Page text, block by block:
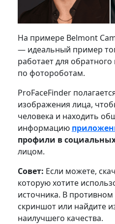
На примере Belmont
— идеальный пример
работает для
по фотороботам.
ProFaceFinder
изображения лица,
человека и находить
информацию
профили в социальных
лицом.
Совет: Если можете,
которую хотите
источника. В противном
скриншот или найдите
наилучшего качества.